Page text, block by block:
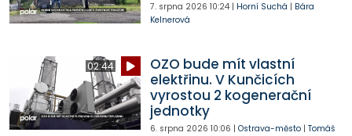
7. srpna 2026 10:24| Horní Suchá | Bára
Kelnerová
02:44
OZO bude mít vlastní
elektřinu. V Kunčicích
vyrostou 2 kogenerační
jednotky
6. srpna 2026 10:06 | Ostrava-město| Tomáš